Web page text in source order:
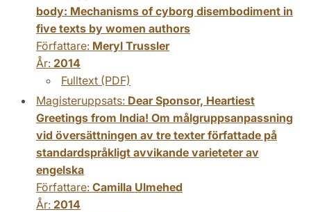
body: Mechanisms of cyborg disembodiment in
five texts by women authors
Författare: Meryl Trussler
År: 2014
Fulltext (PDF)
Magisteruppsats: Dear Sponsor, Heartiest
Greetings from India! Om målgruppsanpassning
vid översättningen av tre texter författade på
standardspråkligt avvikande varieteter av
engelska
Författare: Camilla Ulmehed
År: 2014